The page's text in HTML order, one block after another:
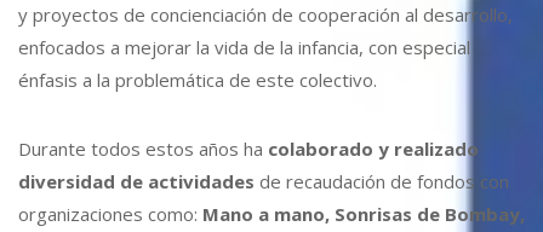
y proyectos de concienciación de cooperación al desarrollo,
enfocados a mejorar la vida de la infancia, con especial
énfasis a la problemática de este colectivo.
Durante todos estos años ha colaborado y realizado
diversidad de actividades de recaudación de fondos con
organizaciones como: Mano a mano, Sonrisas de Bombay,